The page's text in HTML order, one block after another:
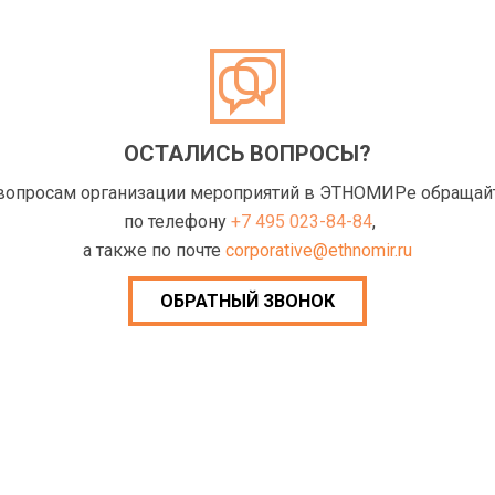
ОСТАЛИСЬ ВОПРОСЫ?
организации мероприятий в ЭТНОМИРе
по телефону +7 495 023-84-84,
а также по почте corporative@ethnomir.ru
ОБРАТНЫЙ ЗВОНОК